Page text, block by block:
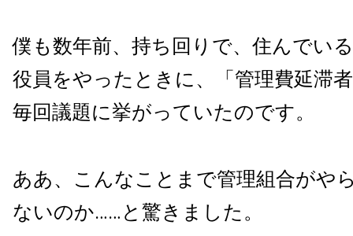
僕も数年前、持ち回りで、住んでい
役員をやったときに、「管理費延滞
毎回議題に挙がっていたのです。
ああ、こんなことまで管理組合がや
ないのか……と驚きました。